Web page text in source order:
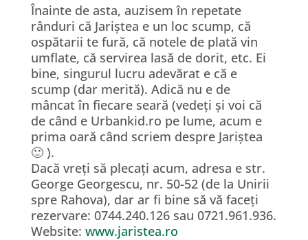
Înainte de asta, auzisem în repetate
rânduri că Jariștea e un loc scump, că
ospătarii te fură, că notele de plată vin
umflate, că servirea lasă de dorit, etc. Ei
bine, singurul lucru adevărat e că e
scump (dar merită). Adică nu e de
mâncat în fiecare seară (vedeți și voi că
de când e Urbankid.ro pe lume, acum e
prima oară când scriem despre Jariștea
🙂 ).
Dacă vreți să plecați acum, adresa e str.
George Georgescu, nr. 50-52 (de la Unirii
spre Rahova), dar ar fi bine să vă faceți
rezervare: 0744.240.126 sau 0721.961.936.
Website: www.jaristea.ro